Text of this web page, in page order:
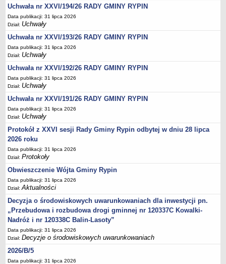
Ogłoszenia o naborze na wolne stanowiska urzędnicze
Lista kandydatów spełniających wymagania formalne w naborach na
wolne stanowiska urzędnicze
Wyniki naboru na wolne stanowiska urzędnicze
Petycje
Sygnaliści
Galeria
Raporty o stanie dostępności
Wnioski
WŁADZE I STRUKTURA
Struktura organizacyjna
Rada gminy
Wójt
Urząd gminy
Jednostki organizacyjne, GOPS, Instytucja kultury, OSP
Jednostki pomocnicze - sołectwa
Plan pracy komisji rewizyjnej
Sesje Rady Gminy Rypin
PRAWO LOKALNE
Statut
Strategia rozwoju
Uchwała nr XXVI/194/26 RADY GMINY RYPIN
Data publikacji: 31 lipca 2026
Dział: Uchwały
Uchwała nr XXVI/193/26 RADY GMINY RYPIN
Data publikacji: 31 lipca 2026
Dział: Uchwały
Uchwała nr XXVI/192/26 RADY GMINY RYPIN
Data publikacji: 31 lipca 2026
Dział: Uchwały
Uchwała nr XXVI/191/26 RADY GMINY RYPIN
Data publikacji: 31 lipca 2026
Dział: Uchwały
Protokół z XXVI sesji Rady Gminy Rypin odbytej w dniu 28 lipca
2026 roku
Data publikacji: 31 lipca 2026
Dział:Protokoły
Obwieszczenie Wójta Gminy Rypin
Data publikacji: 31 lipca 2026
Dział:Aktualności
Decyzja o środowiskowych uwarunkowaniach dla inwestycji pn.
„Przebudowa i rozbudowa drogi gminnej nr 120337C Kowalki-
Nadróż i nr 120338C Balin-Lasoty”
Data publikacji: 31 lipca 2026
Dział:Decyzje o środowiskowych uwarunkowaniach
2026/B/5
Data publikacji: 31 lipca 2026